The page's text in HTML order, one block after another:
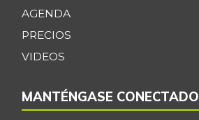
AGENDA
PRECIOS
VIDEOS
MANTÉNGASE CONECTADO